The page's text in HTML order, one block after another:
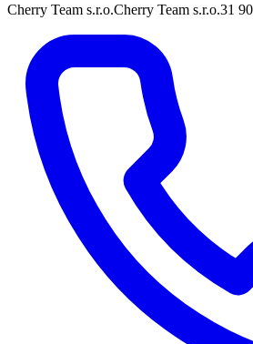
Cherry Team s.r.o.Cherry Team s.r.o.31